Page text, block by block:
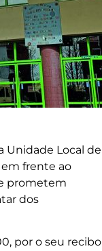
Unidade Local de
em frente ao
prometem
dos
por o seu recibo